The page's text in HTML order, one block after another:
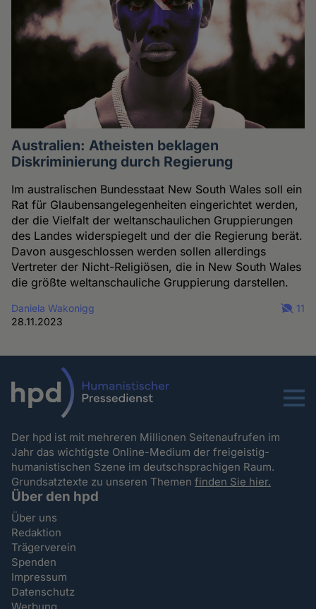
Australien: Atheisten beklagen
Diskriminierung durch Regierung
Im australischen Bundesstaat New South Wales soll ein
Rat für Glaubensangelegenheiten eingerichtet werden,
der die Vielfalt der weltanschaulichen Gruppierungen
des Landes widerspiegelt und der die Regierung berät.
Davon ausgeschlossen werden sollen allerdings
Vertreter der Nicht-Religiösen, die in New South Wales
die größte weltanschauliche Gruppierung darstellen.
Daniela Wakonigg
28.11.2023
11
Menu
Der hpd ist mit mehreren Millionen Seitenaufrufen im
Jahr das wichtigste Online-Medium der freigeistig-
humanistischen Szene im deutschsprachigen Raum.
Grundsatztexte zu unseren Themenfinden Sie hier.
Über den hpd
Über uns
Redaktion
Trägerverein
Spenden
Impressum
Datenschutz